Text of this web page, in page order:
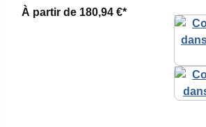
À partir de 180,94 €*